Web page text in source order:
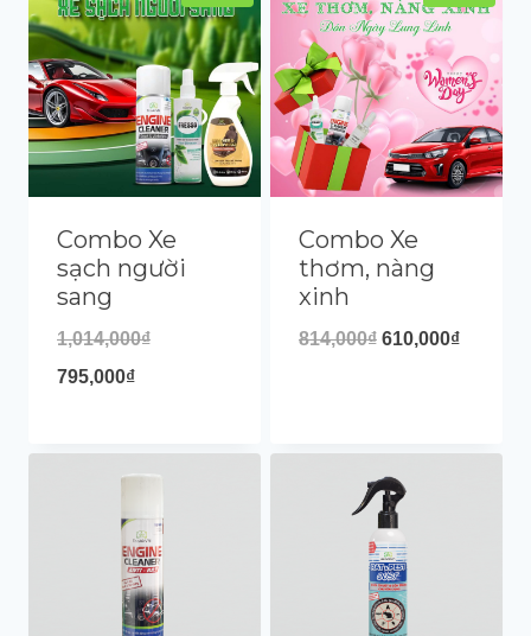
Combo Xe
sạch người
sang
1,014,000₫
795,000₫
Combo Xe
thơm, nàng
xinh
814,000₫ 610,000₫